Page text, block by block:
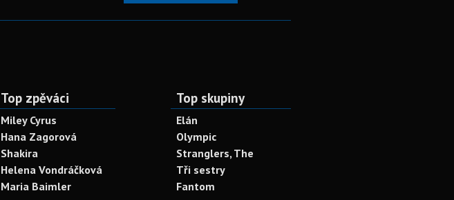
Top zpěváci
Miley Cyrus
Hana Zagorová
Shakira
Helena Vondráčková
Maria Baimler
Top skupiny
Elán
Olympic
Stranglers, The
Tři sestry
Fantom